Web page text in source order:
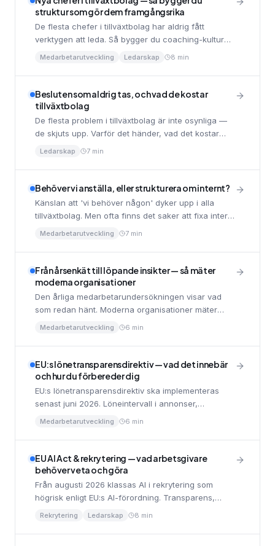
struktur som gör dem framgångsrika
De flesta chefer i tillväxtbolag har aldrig fått
verktygen att leda. Så bygger du coaching-kultur
och ger nya ledare förutsättningar att växa.
Medarbetarutveckling Ledarskap 8 min
Besluten som aldrig tas, och vad de kostar
tillväxtbolag
De flesta problem i tillväxtbolag är inte osynliga —
de skjuts upp. Varför det händer, vad det kostar
och hur du skapar förutsättningar att agera.
Ledarskap 7 min
Behöver vi anställa, eller strukturera om internt?
Känslan att 'vi behöver någon' dyker upp i alla
tillväxtbolag. Men ofta finns det saker att fixa internt
först. Så resonerar du rätt.
Medarbetarutveckling 7 min
Från årsenkät till löpande insikter — så mäter
moderna organisationer
Den årliga medarbetarundersökningen visar vad
som redan hänt. Moderna organisationer mäter
löpande, och agerar innan problemen blir synliga.
Medarbetarutveckling 6 min
EU:s lönetransparensdirektiv — vad det innebär
och hur du förbereder dig
EU:s lönetransparensdirektiv ska implementeras
senast juni 2026. Löneintervall i annonser,
rapporteringskrav och omvänd bevisbörda. Här är
Medarbetarutveckling 6 min
EU AI Act & rekrytering — vad arbetsgivare
behöver veta och göra
Från augusti 2026 klassas AI i rekrytering som
högrisk enligt EU:s AI-förordning. Transparens,
mänsklig kontroll och loggning. Här är vad som
Rekrytering Ledarskap 8 min